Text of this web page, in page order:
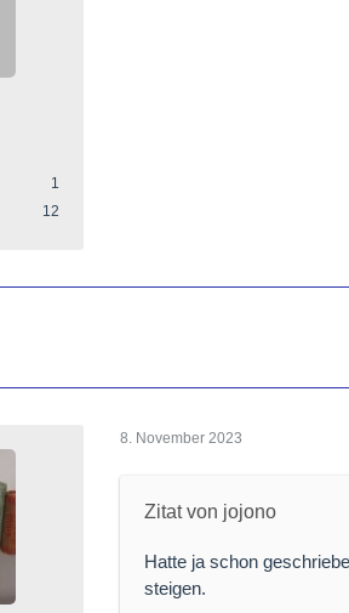
1
12
8. November 2023
Zitat von jojono
Hatte ja schon
steigen.